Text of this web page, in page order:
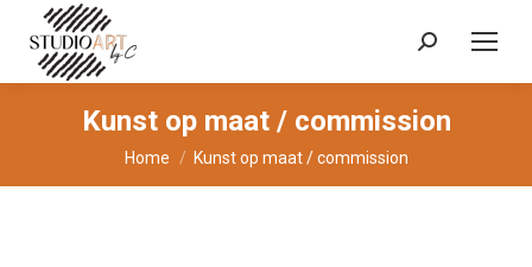
Zoeken:
Kunst op maat / commission
Je bent hier:
Home Kunst op maat / commission